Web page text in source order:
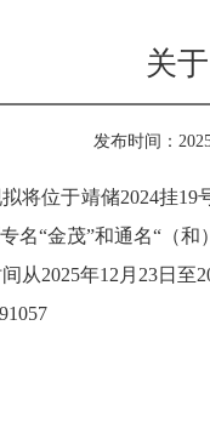
关
发布时间：
将位于靖储2024挂
名“金茂”和通名“（
从2025年12月23日至